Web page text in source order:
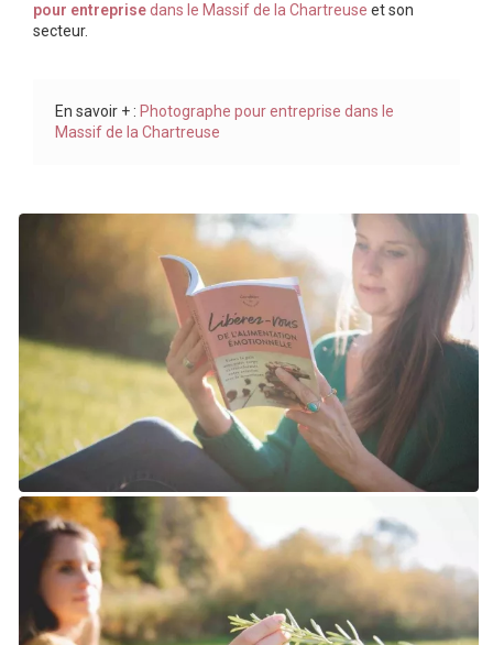
pour entreprisedans le Massif de la Chartreuse et son
secteur.
En savoir + : Photographe pour entreprise dans le
Massif de la Chartreuse